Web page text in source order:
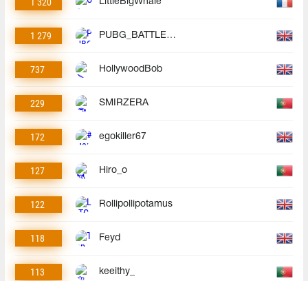
1 279 PUBG_BATTLEGROUNDS
737 HollywoodBob
229 SMIRZERA
172 egokiller67
127 Hiro_o
122 Rollipollipotamus
118 Feyd
113 keeithy_